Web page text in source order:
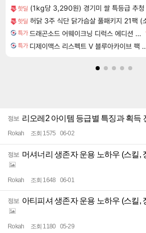
핫딜 (1kg당 3,290원) 경기미 쌀 특등급 추청 아
핫딜 허닭 3주 식단 닭가슴살 풀패키지 21팩 (소스볼/스팀볼/스
특가 드래곤소드 어웨이크닝 디럭스 에디션 DragonSword Awakening Deluxe Edition
특가 디제이맥스 리스펙트 V 블루아카이브
정보 리오레2 아이템 등급별 특징과 획득
Rokah 조회 1575 06-02
정보 머셔너리 생존자 운용 노하우 (스킬,
Rokah 조회 1648 06-01
정보 아티피셔 생존자 운용 노하우 (스킬,
Rokah 조회 1180 05-29